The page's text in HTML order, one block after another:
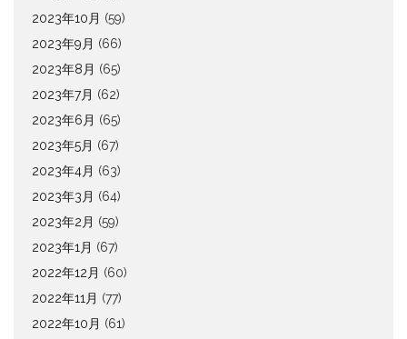
2023年10月 (59)
2023年9月 (66)
2023年8月 (65)
2023年7月 (62)
2023年6月 (65)
2023年5月 (67)
2023年4月 (63)
2023年3月 (64)
2023年2月 (59)
2023年1月 (67)
2022年12月 (60)
2022年11月 (77)
2022年10月 (61)